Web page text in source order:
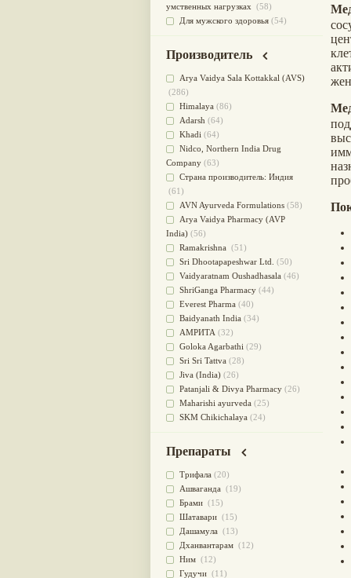
умственных нагрузках (58)
Для мужского здоровья (54)
применения
(51)
Для приготовления пищи(49)
от инфекций мочеполовой
системы(49)
Для стабилизации деятельности
ЦНС(47)
для суставов(47)
Лечит опухоли и отеки
Для медитации(44)
выводит токсины
Для здоровья печени(41)
Для тела(39)
для очищения крови
При диабете (38)
Антиоксидант(37)
Для Капха(Кафа) доши(37)
От паразитов(37)
При расстройстве желудка
Успокоительное(36)
Для глаз(34)
от геморроя(34)
Противовоспалительное
Для Питта доши
Для сердца(32)
Для сосудов головного мозга
(32)
Для лица(31)
Употребление в пищу
Ароматерапия(29)
Жаропонижающее
для памяти (28)
для почек(28)
Обезболивающие (28)
Слабительное
Афродизиак(27)
Производитель
Arya Vaidya Sala Kottakkal (AVS)
(286)
Himalaya (86)
Adarsh (64)
Khadi (64)
Nidсo, Northern India Drug
Company (63)
Страна производитель: Индия
(61)
AVN Ayurveda Formulations (58)
Arya Vaidya Pharmacy (AVP
India) (56)
Ramakrishna (51)
Sri Dhootapapeshwar Ltd. (50)
Vaidyaratnam Oushadhasala (46)
ShriGanga Pharmacy (44)
Everest Pharma (40)
Baidyanath India (34)
АМРИТА (32)
Goloka Agarbathi (29)
Sri Sri Tattva (28)
Jiva (India) (26)
Patanjali & Divya Pharmacy (26)
Maharishi ayurveda (25)
SKM Chikichalaya (24)
CONCENTRATES LTD (India)
CHARAK PHARMA
Satya Sai(20)
Vyas(20)
Bipha(19)
Kerala Ayurveda
Organic India pvt ltd
Lalita (16)
Ashtang Herbals
Препараты
Трифала (20)
Ашваганда (19)
Брами (15)
Шатавари (15)
Дашамула (13)
Дханвантарам (12)
Ним (12)
Гудучи (11)